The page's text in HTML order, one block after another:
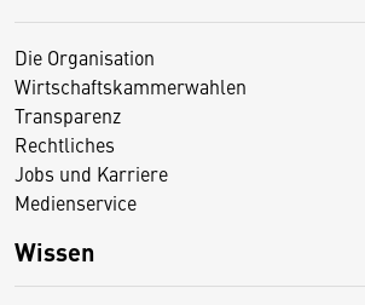
Die Organisation
Wirtschaftskammerwahlen
Transparenz
Rechtliches
Jobs und Karriere
Medienservice
Wissen